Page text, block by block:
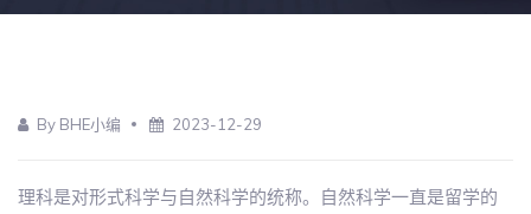
By BHE小编 2023-12-29
理科是对形式科学与自然科学的统称。自然科学一直是留学的